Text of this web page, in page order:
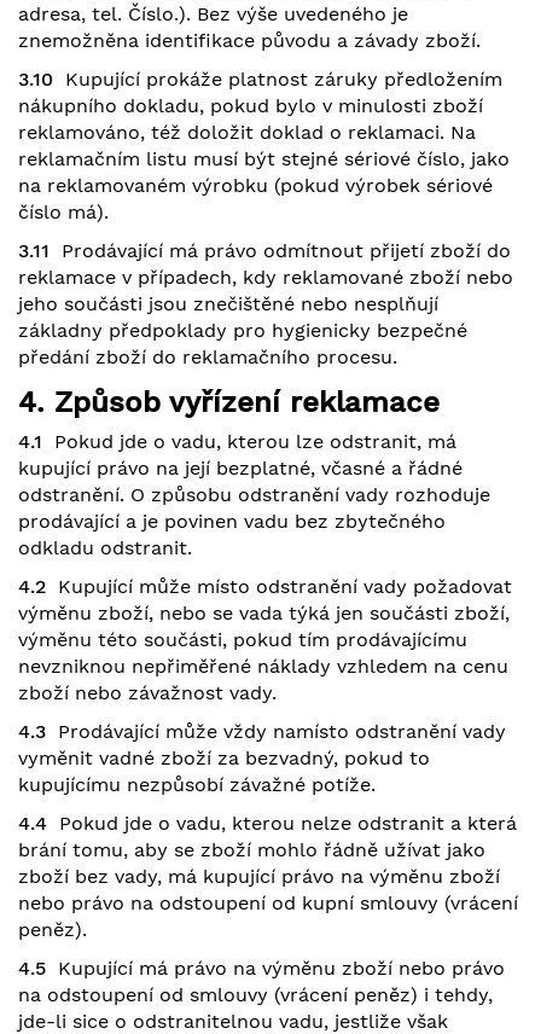
adresa, tel. Číslo.). Bez výše uvedeného je
znemožněna identifikace původu a závady zboží.
3.10 Kupující prokáže platnost záruky předložením
nákupního dokladu, pokud bylo v minulosti zboží
reklamováno, též doložit doklad o reklamaci. Na
reklamačním listu musí být stejné sériové číslo, jako
na reklamovaném výrobku (pokud výrobek sériové
číslo má).
3.11 Prodávající má právo odmítnout přijetí zboží do
reklamace v případech, kdy reklamované zboží nebo
jeho součásti jsou znečištěné nebo nesplňují
základny předpoklady pro hygienicky bezpečné
předání zboží do reklamačního procesu.
4. Způsob vyřízení reklamace
4.1 Pokud jde o vadu, kterou lze odstranit, má
kupující právo na její bezplatné, včasné a řádné
odstranění. O způsobu odstranění vady rozhoduje
prodávající a je povinen vadu bez zbytečného
odkladu odstranit.
4.2 Kupující může místo odstranění vady požadovat
výměnu zboží, nebo se vada týká jen součásti zboží,
výměnu této součásti, pokud tím prodávajícímu
nevzniknou nepřiměřené náklady vzhledem na cenu
zboží nebo závažnost vady.
4.3 Prodávající může vždy namísto odstranění vady
vyměnit vadné zboží za bezvadný, pokud to
kupujícímu nezpůsobí závažné potíže.
4.4 Pokud jde o vadu, kterou nelze odstranit a která
brání tomu, aby se zboží mohlo řádně užívat jako
zboží bez vady, má kupující právo na výměnu zboží
nebo právo na odstoupení od kupní smlouvy (vrácení
peněz).
4.5 Kupující má právo na výměnu zboží nebo právo
na odstoupení od smlouvy (vrácení peněz) i tehdy,
jde-li sice o odstranitelnou vadu, jestliže však